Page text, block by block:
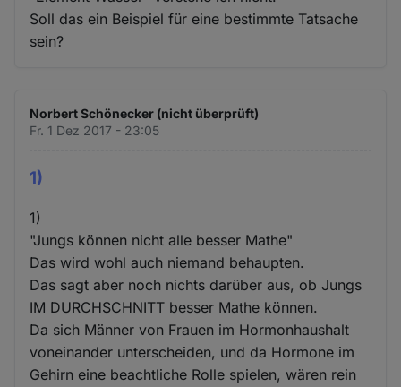
Soll das ein Beispiel für eine bestimmte Tatsache
sein?
Norbert Schönecker (nicht überprüft)
Fr. 1 Dez 2017 - 23:05
1)
1)
"Jungs können nicht alle besser Mathe"
Das wird wohl auch niemand behaupten.
Das sagt aber noch nichts darüber aus, ob Jungs
IM DURCHSCHNITT besser Mathe können.
Da sich Männer von Frauen im Hormonhaushalt
voneinander unterscheiden, und da Hormone im
Gehirn eine beachtliche Rolle spielen, wären rein